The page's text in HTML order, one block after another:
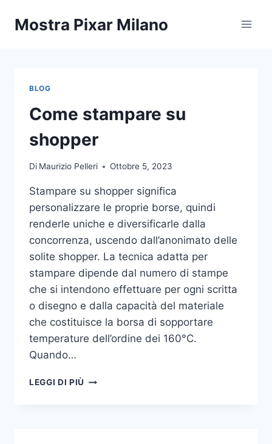
Mostra Pixar Milano
BLOG
Come stampare su
shopper
Di Maurizio Pelleri Ottobre 5, 2023
Stampare su shopper significa
personalizzare le proprie borse, quindi
renderle uniche e diversificarle dalla
concorrenza, uscendo dall’anonimato delle
solite shopper. La tecnica adatta per
stampare dipende dal numero di stampe
che si intendono effettuare per ogni scritta
o disegno e dalla capacità del materiale
che costituisce la borsa di sopportare
temperature dell’ordine dei 160°C.
Quando…
LEGGI DI PIÙ COME